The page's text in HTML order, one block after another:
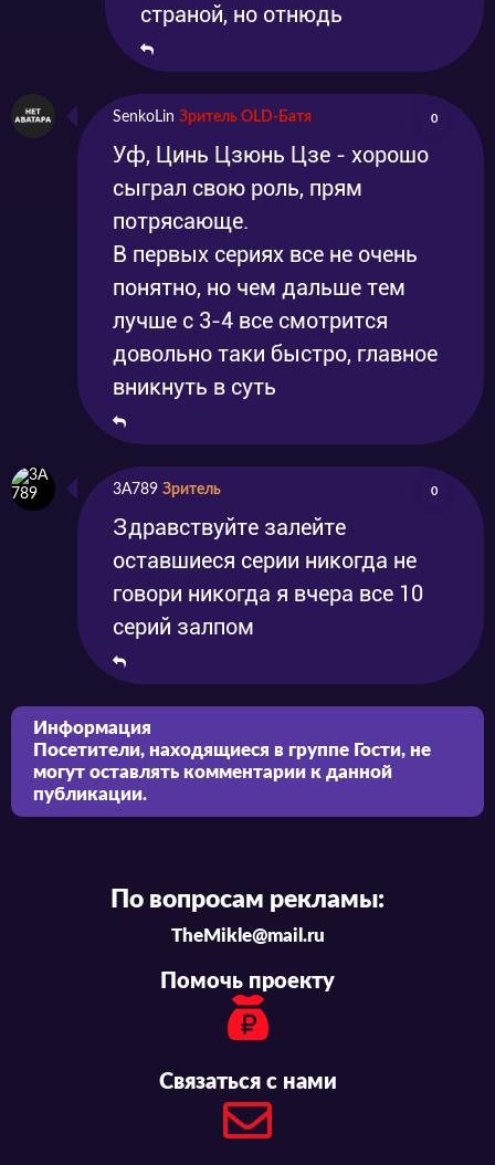
страной, но отнюдь
SenkoLin Зритель OLD-Батя 0
Уф, Цинь Цзюнь Цзе - хорошо
сыграл свою роль, прям
потрясающе.
В первых сериях все не очень
понятно, но чем дальше тем
лучше с 3-4 все смотрится
довольно таки быстро, главное
вникнуть в суть
3А789 Зритель 0
Здравствуйте залейте
оставшиеся серии никогда не
говори никогда я вчера все 10
серий залпом
Информация
Посетители, находящиеся в группе Гости, не
могут оставлять комментарии к данной
публикации.
По вопросам рекламы:
TheMikle@mail.ru
Помочь проекту
Связаться с нами